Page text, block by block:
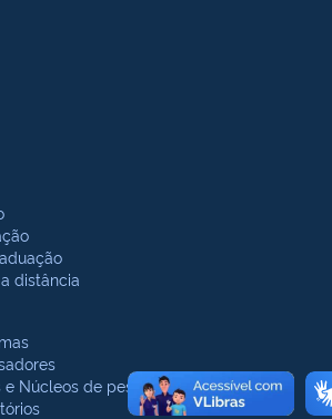
distância
e Núcleos de pesquisa